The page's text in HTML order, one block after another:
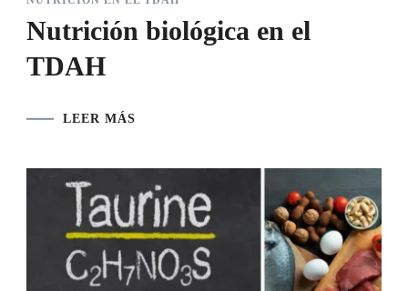
Nutrición biológica en el
TDAH
LEER MÁS